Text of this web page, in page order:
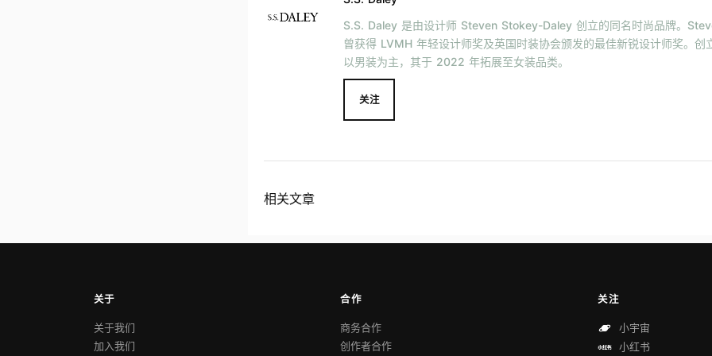
S.S. Daley 是由设计师 Steven Stokey-Daley 创立的同名时尚品牌。
曾获得 LVMH 年轻设计师奖及英国时装协会颁发的最佳新锐设计师奖。创
以男装为主，其于 2022 年拓展至女装品类。
关注
相关文章
关于
关于我们
加入我们
合作
商务合作
创作者合作
关注
小宇宙
小红书